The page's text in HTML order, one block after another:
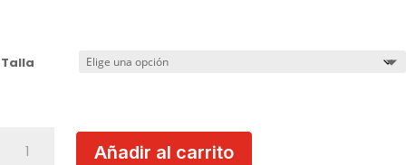
Talla
XOXO
Añadir al carrito